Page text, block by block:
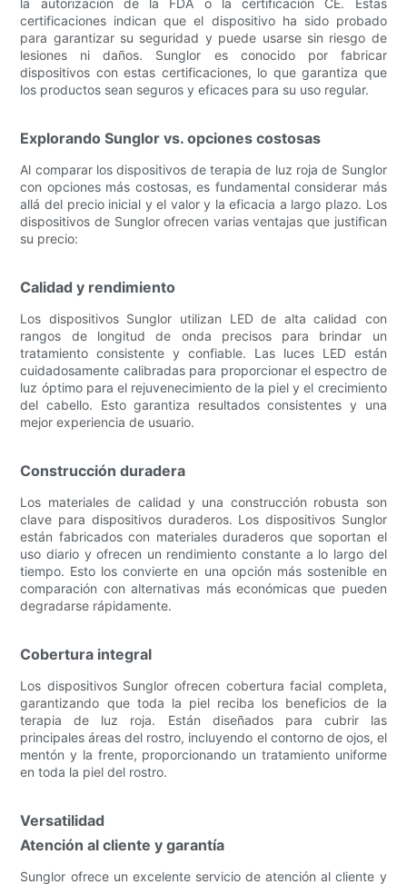
certificaciones indican que el dispositivo ha sido probado
para garantizar su seguridad y puede usarse sin riesgo de
lesiones ni daños. Sunglor es conocido por fabricar
dispositivos con estas certificaciones, lo que garantiza que
los productos sean seguros y eficaces para su uso regular.
Explorando Sunglor vs. opciones costosas
Al comparar los dispositivos de terapia de luz roja de Sunglor
con opciones más costosas, es fundamental considerar más
allá del precio inicial y el valor y la eficacia a largo plazo. Los
dispositivos de Sunglor ofrecen varias ventajas que justifican
su precio:
Calidad y rendimiento
Los dispositivos Sunglor utilizan LED de alta calidad con
rangos de longitud de onda precisos para brindar un
tratamiento consistente y confiable. Las luces LED están
cuidadosamente calibradas para proporcionar el espectro de
luz óptimo para el rejuvenecimiento de la piel y el crecimiento
del cabello. Esto garantiza resultados consistentes y una
mejor experiencia de usuario.
Construcción duradera
Los materiales de calidad y una construcción robusta son
clave para dispositivos duraderos. Los dispositivos Sunglor
están fabricados con materiales duraderos que soportan el
uso diario y ofrecen un rendimiento constante a lo largo del
tiempo. Esto los convierte en una opción más sostenible en
comparación con alternativas más económicas que pueden
degradarse rápidamente.
Cobertura integral
Los dispositivos Sunglor ofrecen cobertura facial completa,
garantizando que toda la piel reciba los beneficios de la
terapia de luz roja. Están diseñados para cubrir las
principales áreas del rostro, incluyendo el contorno de ojos, el
mentón y la frente, proporcionando un tratamiento uniforme
en toda la piel del rostro.
Versatilidad
Atención al cliente y garantía
Sunglor ofrece un excelente servicio de atención al cliente y